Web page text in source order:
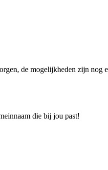
de mogelijkheden zijn
die bij jou past!